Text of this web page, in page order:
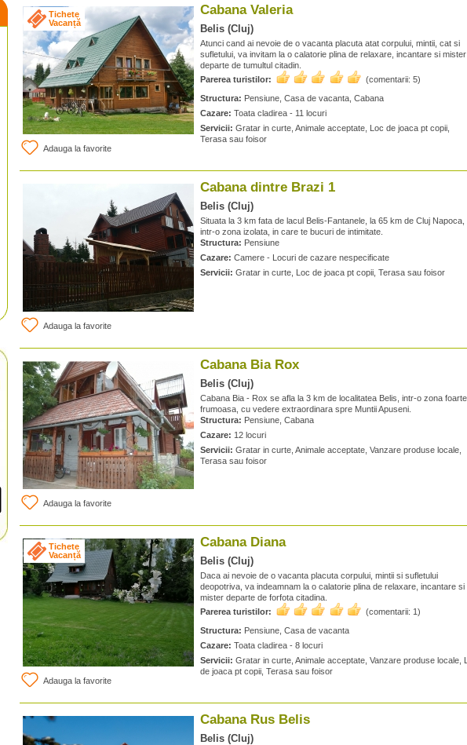
Tichete
Vacanță
Adauga la favorite
Cabana Valeria
Belis (Cluj)
Atunci cand ai nevoie de o vacanta placuta atat corpului, mintii, cat si
sufletului, va invitam la o calatorie plina de relaxare, incantare si mister
departe de tumultul citadin.
Parerea turistilor:
(comentarii: 5)
Structura: Pensiune, Casa de vacanta, Cabana
Cazare: Toata cladirea - 11 locuri
Servicii: Gratar in curte, Animale acceptate, Loc de joaca pt copii,
Terasa sau foisor
Adauga la favorite
Cabana dintre Brazi 1
Belis (Cluj)
Situata la 3 km fata de lacul Belis-Fantanele, la 65 km de Cluj Napoca,
intr-o zona izolata, in care te bucuri de intimitate.
Structura: Pensiune
Cazare: Camere - Locuri de cazare nespecificate
Servicii: Gratar in curte, Loc de joaca pt copii, Terasa sau foisor
Adauga la favorite
Cabana Bia Rox
Belis (Cluj)
Cabana Bia - Rox se afla la 3 km de localitatea Belis, intr-o zona foarte
frumoasa, cu vedere extraordinara spre Muntii Apuseni.
Structura: Pensiune, Cabana
Cazare: 12 locuri
Servicii: Gratar in curte, Animale acceptate, Vanzare produse locale,
Terasa sau foisor
Tichete
Vacanță
Adauga la favorite
Cabana Diana
Belis (Cluj)
Daca ai nevoie de o vacanta placuta corpului, mintii si sufletului
deopotriva, va indeamnam la o calatorie plina de relaxare, incantare si
mister departe de forfota citadina.
Parerea turistilor:
(comentarii: 1)
Structura: Pensiune, Casa de vacanta
Cazare: Toata cladirea - 8 locuri
Servicii: Gratar in curte, Animale acceptate, Vanzare produse locale,
de joaca pt copii, Terasa sau foisor
Cabana Rus Belis
Belis (Cluj)